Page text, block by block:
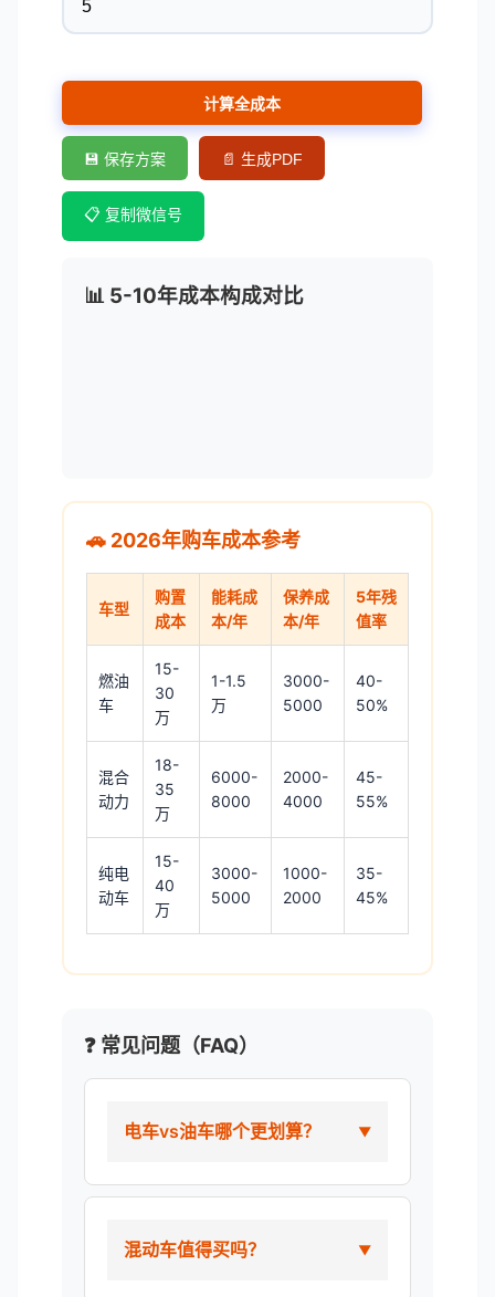
计算全成本
💾 保存方案 📄 生成PDF
📋 复制微信号
📊 5-10年成本构成对比
🚗 2026年购车成本参考
车型
购置
成本
能耗成
本/年
保养成
本/年
5年残
值率
燃油
车
15-
30
万
1-1.5
万
3000-
5000
40-
50%
混合
动力
18-
35
万
6000-
8000
2000-
4000
45-
55%
纯电
动车
15-
40
万
3000-
5000
1000-
2000
35-
45%
❓ 常见问题（FAQ）
电车vs油车哪个更划算？
混动车值得买吗？